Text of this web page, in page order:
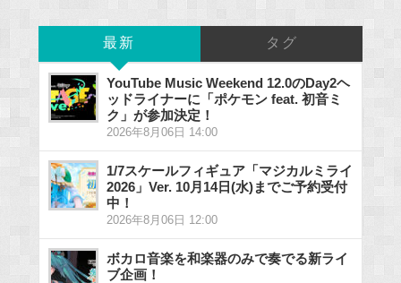
最新 タグ
YouTube Music Weekend 12.0のDay2ヘ
ッドライナーに「ポケモン feat. 初音ミ
ク」が参加決定！
2026年8月06日 14:00
1/7スケールフィギュア「マジカルミライ
2026」Ver. 10月14日(水)までご予約受付
中！
2026年8月06日 12:00
ボカロ音楽を和楽器のみで奏でる新ライ
ブ企画！